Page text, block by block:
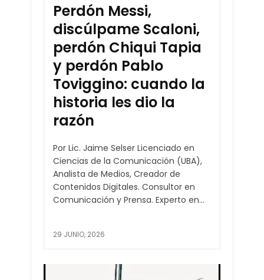
Perdón Messi,
discúlpame Scaloni,
perdón Chiqui Tapia
y perdón Pablo
Toviggino: cuando la
historia les dio la
razón
Por Lic. Jaime Selser Licenciado en
Ciencias de la Comunicación (UBA),
Analista de Medios, Creador de
Contenidos Digitales. Consultor en
Comunicación y Prensa. Experto en...
29 JUNIO, 2026